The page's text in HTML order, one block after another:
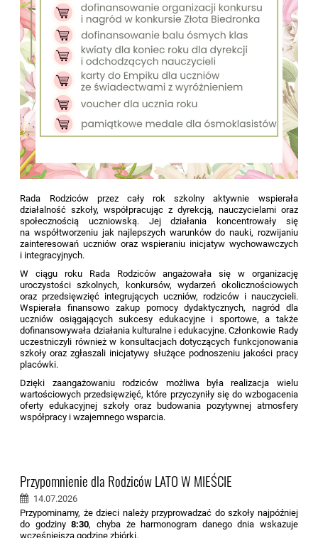
Rada Rodziców przez cały rok szkolny aktywnie wspierała
działalność szkoły, współpracując z dyrekcją, nauczycielami oraz
społecznością uczniowską. Jej działania koncentrowały się
na współtworzeniu jak najlepszych warunków do nauki, rozwijaniu
zainteresowań uczniów oraz wspieraniu inicjatyw wychowawczych
i integracyjnych.
W ciągu roku Rada Rodziców angażowała się w organizację
uroczystości szkolnych, konkursów, wydarzeń okolicznościowych
oraz przedsięwzięć integrujących uczniów, rodziców i nauczycieli.
Wspierała finansowo zakup pomocy dydaktycznych, nagród dla
uczniów osiągających sukcesy edukacyjne i sportowe, a także
dofinansowywała działania kulturalne i edukacyjne. Członkowie Rady
uczestniczyli również w konsultacjach dotyczących funkcjonowania
szkoły oraz zgłaszali inicjatywy służące podnoszeniu jakości pracy
placówki.
Dzięki zaangażowaniu rodziców możliwa była realizacja wielu
wartościowych przedsięwzięć, które przyczyniły się do wzbogacenia
oferty edukacyjnej szkoły oraz budowania pozytywnej atmosfery
współpracy i wzajemnego wsparcia.
Przypomnienie dla Rodziców LATO W MIEŚCIE
14.07.2026
Przypominamy, że dzieci należy przyprowadzać do szkoły najpóźniej
do godziny8:30, chyba że harmonogram danego dnia wskazuje
wcześniejszą godzinę zbiórki.